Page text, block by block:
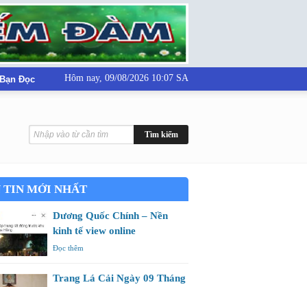
Đọc Hôm nay, 09/08/2026 10:07 SA
TIN MỚI NHẤT
Dương Quốc Chính – Nền
kinh tế view online
Đọc thêm
Trang Lá Cải Ngày 09 Tháng